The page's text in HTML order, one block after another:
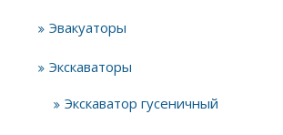
Эвакуаторы
Экскаваторы
Экскаватор гусеничный